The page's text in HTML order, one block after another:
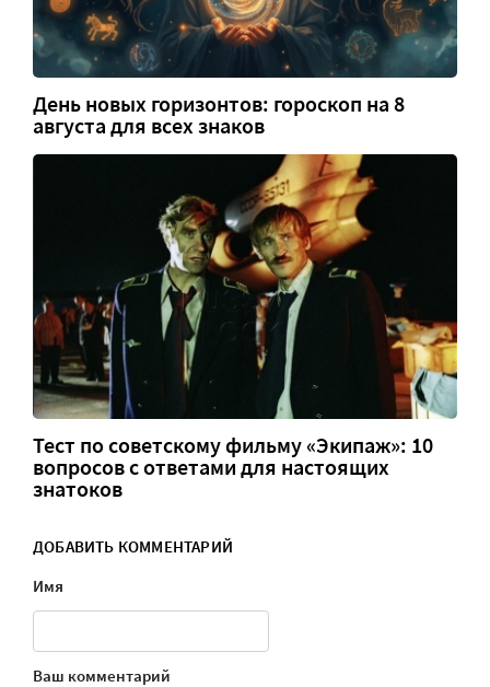
День новых горизонтов: гороскоп на 8
августа для всех знаков
Тест по советскому фильму «Экипаж»: 10
вопросов с ответами для настоящих
знатоков
ДОБАВИТЬ КОММЕНТАРИЙ
Имя
Ваш комментарий